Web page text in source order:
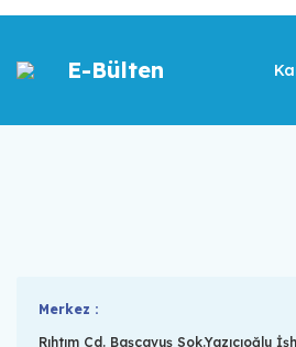
E-Bülten
Merkez :
Rıhtım Cd. Başçavuş Sok.Yazıcıoğlu